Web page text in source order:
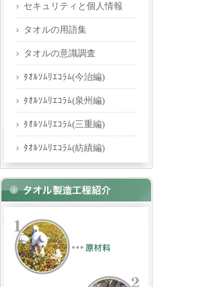
セキュリティと個人情報
タオルの用語集
タオルの意識調査
ﾀｵﾙｿﾑﾘｴｺﾗﾑ(今治編)
ﾀｵﾙｿﾑﾘｴｺﾗﾑ(泉州編)
ﾀｵﾙｿﾑﾘｴｺﾗﾑ(三重編)
ﾀｵﾙｿﾑﾘｴｺﾗﾑ(紡績編)